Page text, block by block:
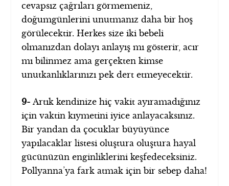
cevapsız çağrıları görmemeniz,
doğumgünlerini unutmanız daha bir hoş
görülecektir. Herkes size iki bebeli
olmanızdan dolayı anlayış mı gösterir, acır
mı bilinmez ama gerçekten kimse
unutkanlıklarınızı pek dert etmeyecektir.
9-Artık kendinize hiç vakit ayıramadığınız
için vaktin kıymetini iyice anlayacaksınız.
Bir yandan da çocuklar büyüyünce
yapılacaklar listesi oluştura oluştura hayal
gücünüzün enginliklerini keşfedeceksiniz.
Pollyanna’ya fark atmak için bir sebep daha!